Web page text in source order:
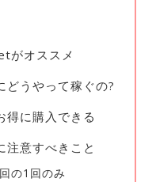
がオススメ
どうやって稼ぐの?
得に購入できる
注意すべきこと
の1回のみ